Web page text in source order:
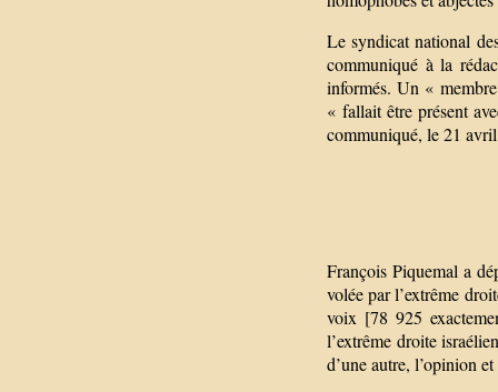
Le syndicat national
communiqué à la
informés. Un «
« fallait être présent
communiqué, le 21
François Piquemal a
volée par l’extrême
voix [78 925
l’extrême droite
d’une autre, l’opinion